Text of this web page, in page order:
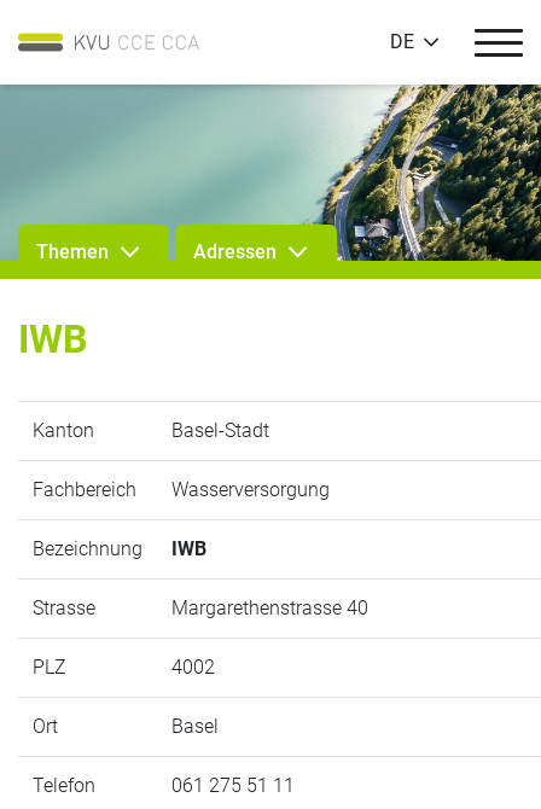
DE
Themen Adressen
IWB
Kanton Basel-Stadt
Fachbereich Wasserversorgung
Bezeichnung IWB
Strasse Margarethenstrasse 40
PLZ 4002
Ort Basel
Telefon 061 275 51 11